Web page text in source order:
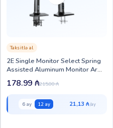
2E Single Monitor Select Spring
Assisted Aluminum Monitor Arm
with USB (2E-1MCBUSB)
Taksitlə al
215.00₼
178.99 ₼
6 ay 12 ay 21,13 ₼